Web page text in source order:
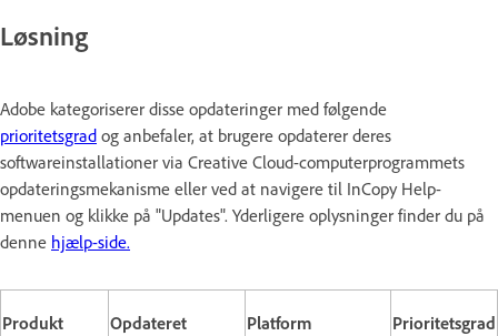
Løsning
Adobe kategoriserer disse opdateringer med følgende
prioritetsgrad og anbefaler, at brugere opdaterer deres
softwareinstallationer via Creative Cloud-computerprogrammets
opdateringsmekanisme eller ved at navigere til InCopy Help-
menuen og klikke på "Updates". Yderligere oplysninger finder du på
denne hjælp-side.
Produkt
Opdateret
Platform Prioritetsgrad